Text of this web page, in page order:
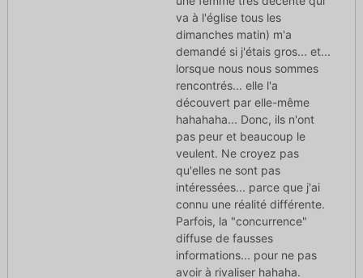
va à l'église tous les
dimanches matin) m'a
demandé si j'étais gros... et...
lorsque nous nous sommes
rencontrés... elle l'a
découvert par elle-même
hahahaha... Donc, ils n'ont
pas peur et beaucoup le
veulent. Ne croyez pas
qu'elles ne sont pas
intéressées... parce que j'ai
connu une réalité différente.
Parfois, la "concurrence"
diffuse de fausses
informations... pour ne pas
avoir à rivaliser hahaha.